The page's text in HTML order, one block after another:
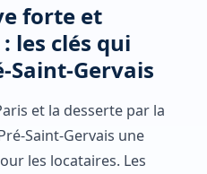
forte et
les clés qui
Saint-Gervais
et la desserte par la
Saint-Gervais une
les locataires. Les